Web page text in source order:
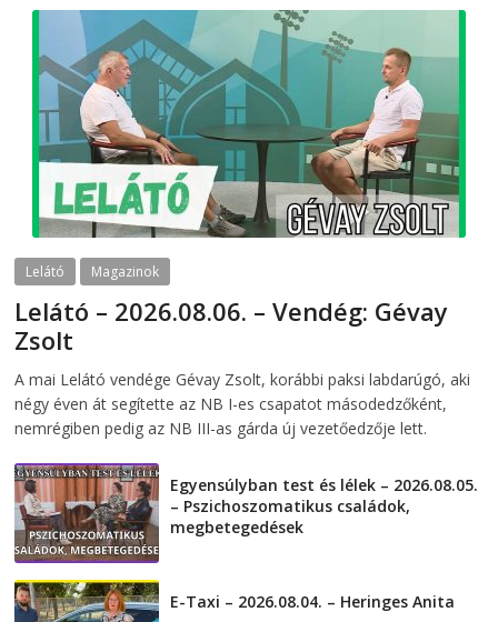
Lelátó Magazinok
Lelátó – 2026.08.06. – Vendég: Gévay
Zsolt
A mai Lelátó vendége Gévay Zsolt, korábbi paksi labdarúgó, aki
négy éven át segítette az NB I-es csapatot másodedzőként,
nemrégiben pedig az NB III-as gárda új vezetőedzője lett.
Egyensúlyban test és lélek – 2026.08.05.
– Pszichoszomatikus családok,
megbetegedések
E-Taxi – 2026.08.04. – Heringes Anita